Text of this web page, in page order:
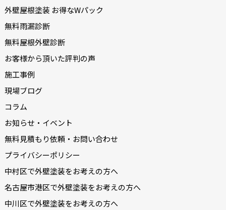
外壁屋根塗装 お得なWパック
無料雨漏診断
無料屋根外壁診断
お客様から頂いた評判の声
施工事例
現場ブログ
コラム
お知らせ・イベント
無料見積もり依頼・お問い合わせ
プライバシーポリシー
中村区で外壁塗装をお考えの方へ
名古屋市港区で外壁塗装をお考えの方へ
中川区で外壁塗装をお考えの方へ